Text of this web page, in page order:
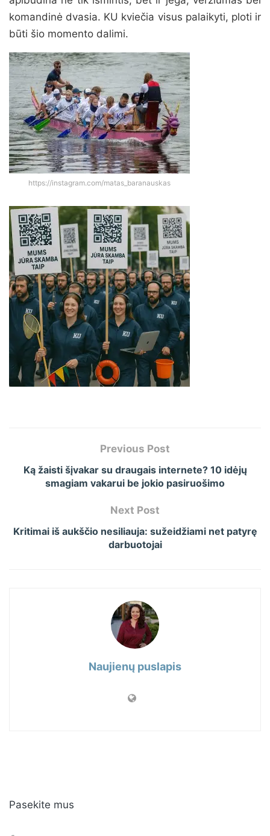
komandinė dvasia. KU kviečia visus palaikyti, ploti ir
būti šio momento dalimi.
https://instagram.com/matas_baranauskas
Previous Post
Ką žaisti šįvakar su draugais internete? 10 idėjų
smagiam vakarui be jokio pasiruošimo
Next Post
Kritimai iš aukščio nesiliauja: sužeidžiami net patyrę
darbuotojai
Naujienų puslapis
Pasekite mus